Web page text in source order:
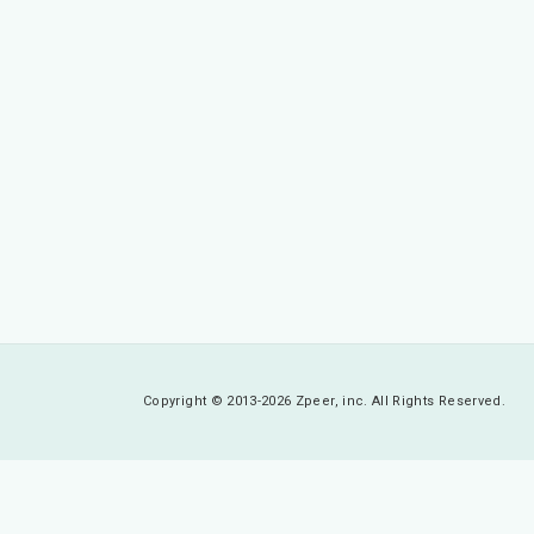
Copyright © 2013-2026 Zpeer, inc. All Rights Reserved.